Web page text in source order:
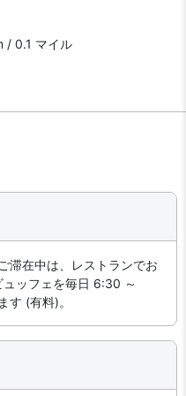
/ 0.1 マイル
滞在中は、レストランでお
ッフェを毎日 6:30 ～
す (有料)。